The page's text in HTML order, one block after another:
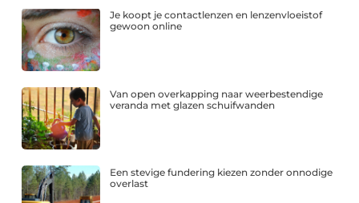
Je koopt je contactlenzen en lenzenvloeistof
gewoon online
Van open overkapping naar weerbestendige
veranda met glazen schuifwanden
Een stevige fundering kiezen zonder onnodige
overlast